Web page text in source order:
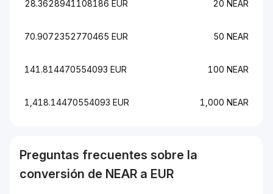
28.3628941108186 EUR 20 NEAR
70.9072352770465 EUR 50 NEAR
141.814470554093 EUR 100 NEAR
1,418.14470554093 EUR 1,000 NEAR
Preguntas frecuentes sobre la
conversión de NEAR a EUR